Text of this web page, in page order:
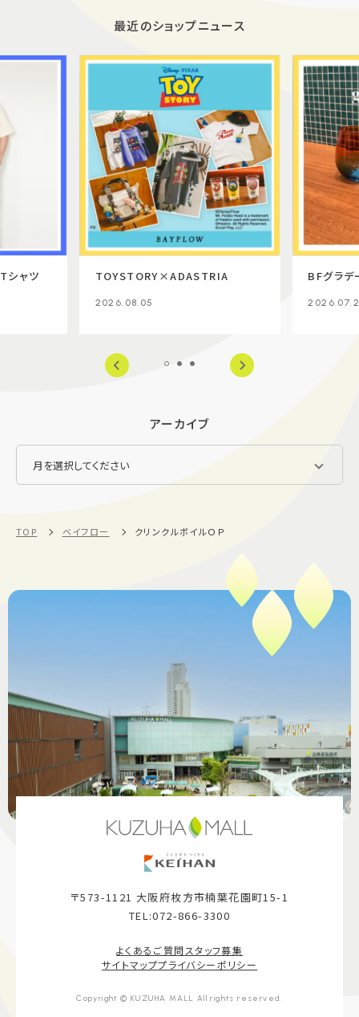
最近のショップニュース
シャツ TOYSTORY×ADASTRIA
2026.08.05
BFグラデ
アーカイブ
TOP ベイフロー クリンクルボイルＯＰ
〒573-1121 大阪府枚方市楠葉花園町15-1
TEL:072-866-3300
よくあるご質問スタッフ募集
サイトマッププライバシーポリシー
Copyright © KUZUHA MALL All rights reserved.